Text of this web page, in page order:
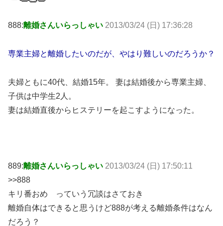
888:離婚さんいらっしゃい 2013/03/24 (日) 17:36:28
専業主婦と離婚したいのだが、やはり難しいのだろうか？
夫婦ともに40代、結婚15年。 妻は結婚後から専業主婦、
子供は中学生2人。
妻は結婚直後からヒステリーを起こすようになった。
889:離婚さんいらっしゃい 2013/03/24 (日) 17:50:11
>>888
キリ番おめ っていう冗談はさておき
離婚自体はできると思うけど888が考える離婚条件はなん
だろう？